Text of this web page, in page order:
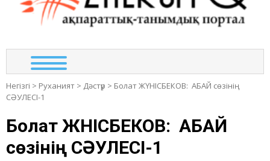
Негізгі > Руханият > Дәстүр > Болат ЖҮНІСБЕКОВ: АБАЙ сөзінің
СӘУЛЕСІ-1
Болат ЖҮНІСБЕКОВ: АБАЙ
сөзінің СӘУЛЕСІ-1